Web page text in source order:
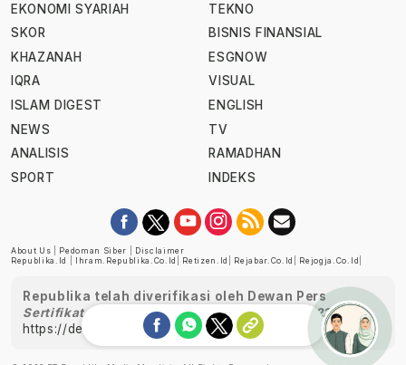
EKONOMI SYARIAH
SKOR
KHAZANAH
IQRA
ISLAM DIGEST
NEWS
ANALISIS
SPORT
TEKNO
BISNIS FINANSIAL
ESGNOW
VISUAL
ENGLISH
TV
RAMADHAN
INDEKS
About Us Pedoman Siber
Disclaimer
Republika.id
Ihram.republika.co.id Retizen.id Rejabar.co.id Rejogja.co.id
Republika telah diverifikasi oleh Dewan Pers
Sertifikat Nomor 1058/DP-Verifikasi/K/XII/2022
https://dewanpers.or.id/data/perusahaanpers